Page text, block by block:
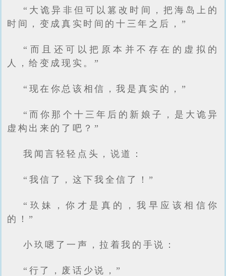
“大诡异非但可以篡改时间，把海岛上的
时间，变成真实时间的十三年之后，”
“而且还可以把原本并不存在的虚拟的
人，给变成现实。”
“现在你总该相信，我是真实的，”
“而你那个十三年后的新娘子，是大诡异
虚构出来的了吧？”
我闻言轻轻点头，说道：
“我信了，这下我全信了！”
“玖妹，你才是真的，我早应该相信你
的！”
小玖嗯了一声，拉着我的手说：
“行了，废话少说，”